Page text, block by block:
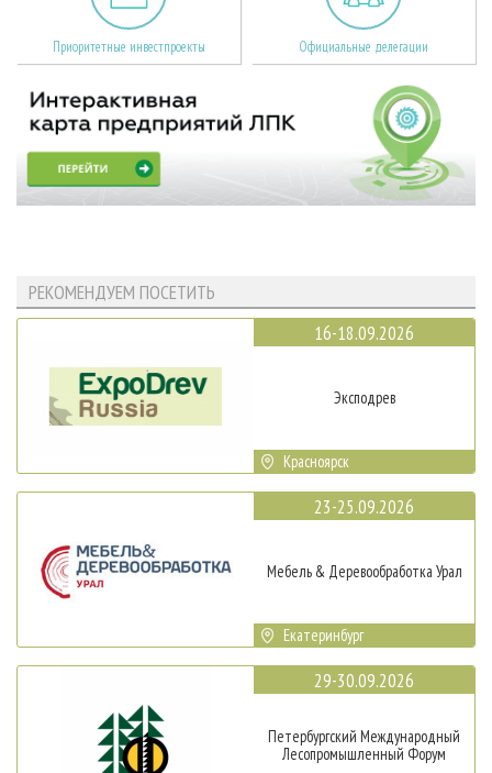
Приоритетные инвестпроекты Официальные делегации
РЕКОМЕНДУЕМ ПОСЕТИТЬ
16-18.09.2026
Эксподрев
Красноярск
23-25.09.2026
Мебель & Деревообработка Урал
Екатеринбург
29-30.09.2026
Петербургский Международный
Лесопромышленный Форум